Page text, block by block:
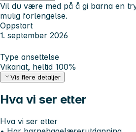
Vil du være med på å gi barna en
mulig forlengelse.
Oppstart
1. september 2026
Type ansettelse
Vikariat, heltid 100%
Vis flere detaljer
Hva vi ser etter
Hva vi ser etter